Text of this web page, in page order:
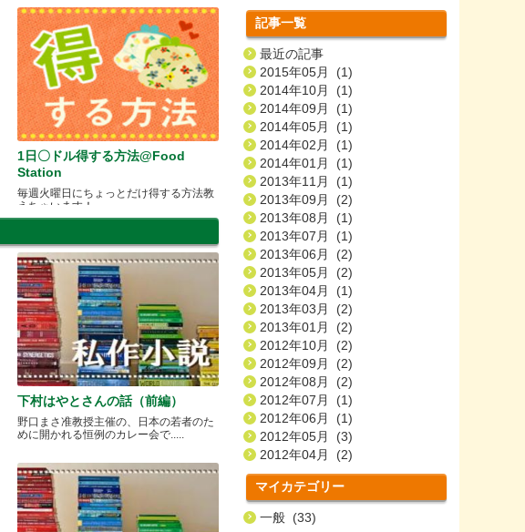
1日〇ドル得する方法@Food
Station
毎週火曜日にちょっとだけ得する方法教
えちゃいます！
下村はやとさんの話（前編）
野口まさ准教授主催の、日本の若者のた
めに開かれる恒例のカレー会で.....
記事一覧
最近の記事
2015年05月 (1)
2014年10月 (1)
2014年09月 (1)
2014年05月 (1)
2014年02月 (1)
2014年01月 (1)
2013年11月 (1)
2013年09月 (2)
2013年08月 (1)
2013年07月 (1)
2013年06月 (2)
2013年05月 (2)
2013年04月 (1)
2013年03月 (2)
2013年01月 (2)
2012年10月 (2)
2012年09月 (2)
2012年08月 (2)
2012年07月 (1)
2012年06月 (1)
2012年05月 (3)
2012年04月 (2)
マイカテゴリー
一般 (33)